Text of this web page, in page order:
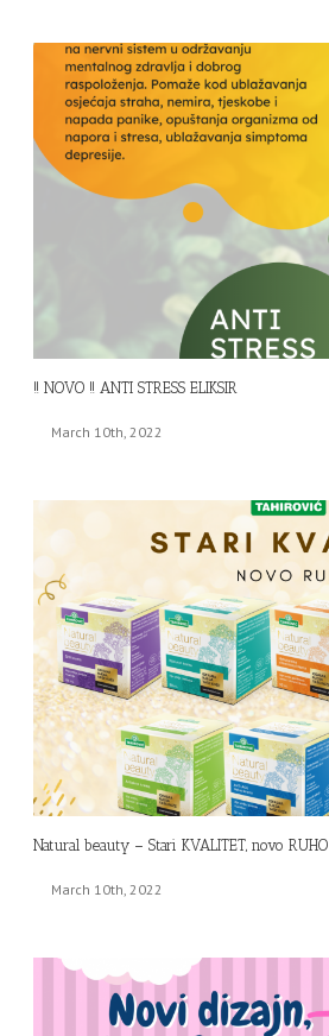
!! NOVO !! ANTI STRESS ELIKSIR
March 10th, 2022
Natural beauty – Stari KVALITET, novo RUHO
March 10th, 2022